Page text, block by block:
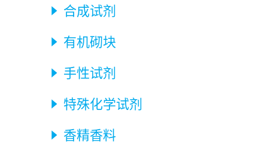
 合成试剂
 有机砌块
 手性试剂
 特殊化学试剂
 香精香料